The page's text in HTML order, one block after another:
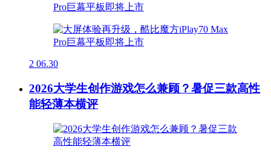
2 06.30
2026大学生创作游戏怎么兼顾？暑促三款高性
能轻薄本横评